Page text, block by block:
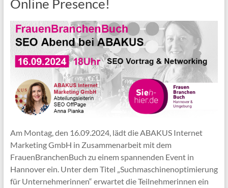
Online Presence!
Am Montag, den 16.09.2024, lädt die ABAKUS Internet
Marketing GmbH in Zusammenarbeit mit dem
FrauenBranchenBuch zu einem spannenden Event in
Hannover ein. Unter dem Titel „Suchmaschinenoptimierung
für Unternehmerinnen“ erwartet die Teilnehmerinnen ein